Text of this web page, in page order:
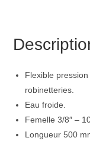
Flexible
robinetteries.
Eau froide.
Femelle 3/8″ –
Longueur 500